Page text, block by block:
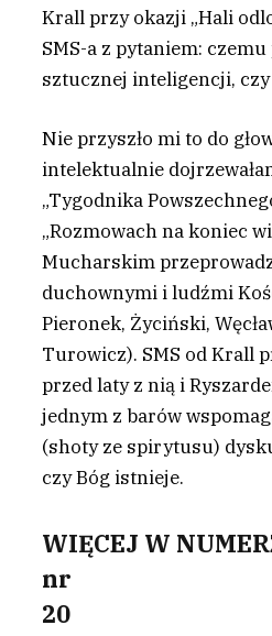
Krall przy okazji „Hali
SMS-a z pytaniem:
sztucznej inteligencji,
Nie przyszło mi to do
intelektualnie
„Tygodnika
„Rozmowach na koniec
Mucharskim
duchownymi i ludźmi
Pieronek, Życiński,
Turowicz). SMS od Krall
przed laty z nią i
jednym z barów
(shoty ze spirytusu)
czy Bóg istnieje.
WIĘCEJ W
nr
20